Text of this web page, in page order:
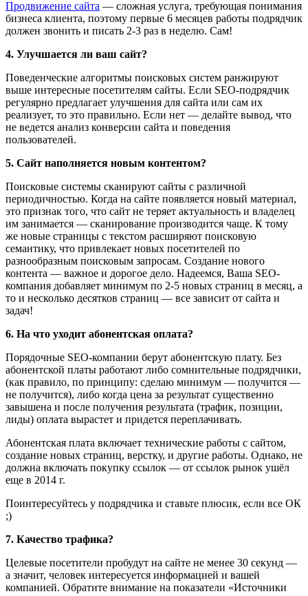
Продвижение сайта — сложная услуга, требующая понимания
бизнеса клиента, поэтому первые 6 месяцев работы подрядчик
должен звонить и писать 2-3 раз в неделю. Сам!
4. Улучшается ли ваш сайт?
Поведенческие алгоритмы поисковых систем ранжируют
выше интересные посетителям сайты. Если SEO-подрядчик
регулярно предлагает улучшения для сайта или сам их
реализует, то это правильно. Если нет — делайте вывод, что
не ведется анализ конверсии сайта и поведения
пользователей.
5. Сайт наполняется новым контентом?
Поисковые системы сканируют сайты с различной
периодичностью. Когда на сайте появляется новый материал,
это признак того, что сайт не теряет актуальность и владелец
им занимается — сканирование производится чаще. К тому
же новые страницы с текстом расширяют поисковую
семантику, что привлекает новых посетителей по
разнообразным поисковым запросам. Создание нового
контента — важное и дорогое дело. Надеемся, Ваша SEO-
компания добавляет минимум по 2-5 новых страниц в месяц, а
то и несколько десятков страниц — все зависит от сайта и
задач!
6. На что уходит абонентская оплата?
Порядочные SEO-компании берут абонентскую плату. Без
абонентской платы работают либо сомнительные подрядчики,
(как правило, по принципу: сделаю минимум — получится —
не получится), либо когда цена за результат существенно
завышена и после получения результата (трафик, позиции,
лиды) оплата вырастет и придется переплачивать.
Абонентская плата включает технические работы с сайтом,
создание новых страниц, верстку, и другие работы. Однако, не
должна включать покупку ссылок — от ссылок рынок ушёл
еще в 2014 г.
Поинтересуйтесь у подрядчика и ставьте плюсик, если все ОК
;)
7. Качество трафика?
Целевые посетители пробудут на сайте не менее 30 секунд —
а значит, человек интересуется информацией и вашей
компанией. Обратите внимание на показатели «Источники